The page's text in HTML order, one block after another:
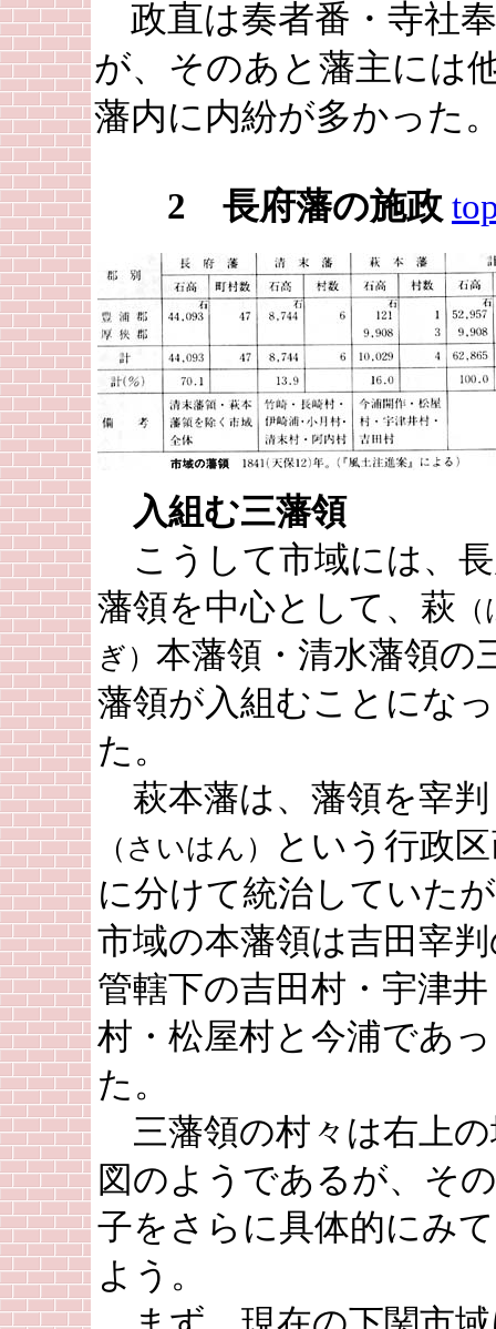
政直は奏者番・寺社
が、そのあと藩主には
藩内に内紛が多かった
2 長府藩の施政
入組む三藩領
こうして市域には、
藩領を中心として、萩
ぎ） 本藩領・清水藩領の
藩領が入組むことになっ
た。
萩本藩は、藩領を宰判
（さいはん）
という行政
に分けて統治していた
市域の本藩領は吉田宰
管轄下の吉田村・宇津井
村・松屋村と今浦であっ
た。
三藩領の村々は右上
図のようであるが、そ
子をさらに具体的にみ
よう。